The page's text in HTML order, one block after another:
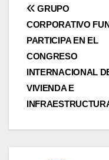
de
entradas
GRUPO
CORPORATIVO
PARTICIPA EN EL
CONGRESO
INTERNACIONAL
VIVIENDA E